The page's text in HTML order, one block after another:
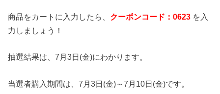
商品をカートに入力したら、 クーポンコード：0623 を入
力しましょう！
抽選結果は、7月3日(金)にわかります。
当選者購入期間は、7月3日(金)～7月10日(金)です。